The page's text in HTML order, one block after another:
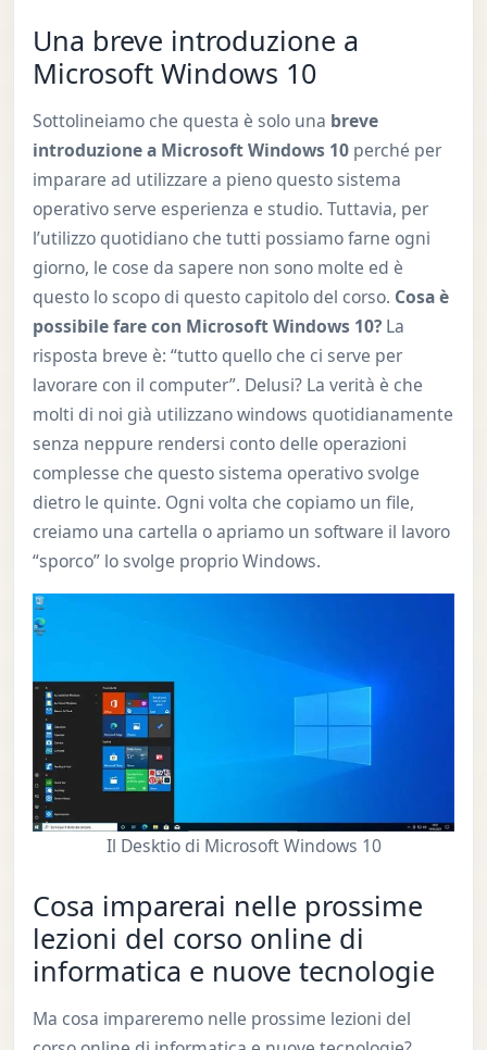
Una breve introduzione a
Microsoft Windows 10
Sottolineiamo che questa è solo una breve
introduzione a Microsoft Windows 10perché per
imparare ad utilizzare a pieno questo sistema
operativo serve esperienza e studio. Tuttavia, per
l’utilizzo quotidiano che tutti possiamo farne ogni
giorno, le cose da sapere non sono molte ed è
questo lo scopo di questo capitolo del corso. Cosa è
possibile fare con Microsoft Windows 10?La
risposta breve è: “tutto quello che ci serve per
lavorare con il computer”. Delusi? La verità è che
molti di noi già utilizzano windows quotidianamente
senza neppure rendersi conto delle operazioni
complesse che questo sistema operativo svolge
dietro le quinte. Ogni volta che copiamo un file,
creiamo una cartella o apriamo un software il lavoro
“sporco” lo svolge proprio Windows.
Il Desktio di Microsoft Windows 10
Cosa imparerai nelle prossime
lezioni del corso online di
informatica e nuove tecnologie
Ma cosa impareremo nelle prossime lezioni del